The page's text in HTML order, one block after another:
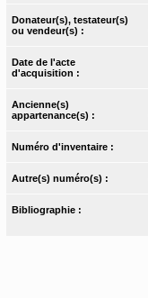
Donateur(s), testateur(s)
ou vendeur(s) :
Date de l'acte
d'acquisition :
Ancienne(s)
appartenance(s) :
Numéro d'inventaire :
Autre(s) numéro(s) :
Bibliographie :